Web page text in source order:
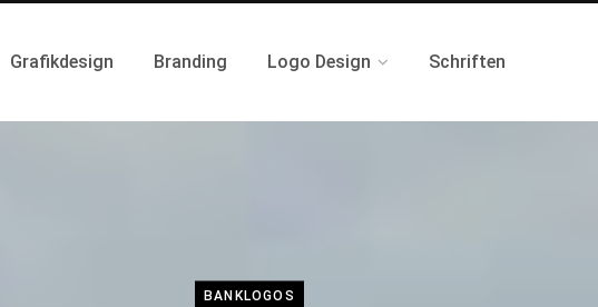
Grafikdesign Branding Logo Design Schriften
BANKLOGOS